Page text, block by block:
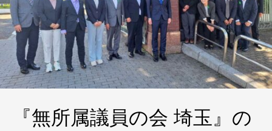
『無所属議員の会 埼玉』の